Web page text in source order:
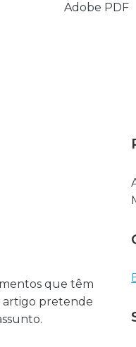
Adobe PDF
que têm
artigo pretende